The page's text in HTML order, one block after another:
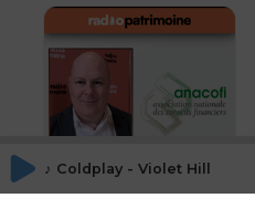
♪ Coldplay - Violet Hill